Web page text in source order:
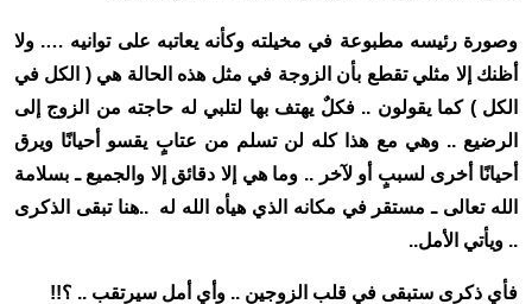
وصورة رئيسه مطبوعة في مخيلته وكأنه يعاتبه على توانيه …. ولا
أظنك إلا مثلي تقطع بأن الزوجة في مثل هذه الحالة هي ( الكل في
الكل ) كما يقولون .. فكلٌ يهتف بها لتلبي له حاجته من الزوج إلى
الرضيع .. وهي مع هذا كله لن تسلم من عتابٍ يقسو أحيانًا ويرق
أحيانًا أخرى لسببٍ أو لآخر .. وما هي إلا دقائق إلا والجميع ـ بسلامة
الله تعالى ـ مستقر في مكانه الذي هيأه الله له ..هنا تبقى الذكرى
.. ويأتي الأمل..
فأي ذكرى ستبقى في قلب الزوجين .. وأي أمل سيرتقب .. ؟!!